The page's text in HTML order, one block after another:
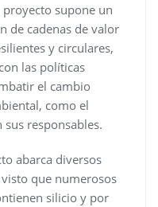
supone un
de cadenas de valor
y circulares,
las políticas
el cambio
como el
sus responsables.
abarca diversos
que numerosos
silicio y por